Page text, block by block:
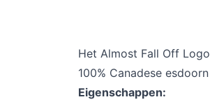
Het Almost Fall Off
100% Canadese
Eigenschappen: